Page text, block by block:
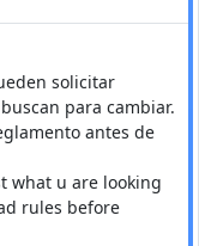
solicitar
para cambiar.
antes de
what u are looking
rules before